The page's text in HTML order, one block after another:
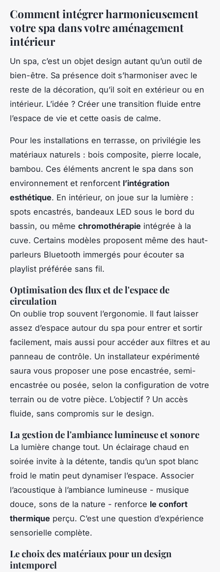
Comment intégrer harmonieusement
votre spa dans votre aménagement
intérieur
Un spa, c’est un objet design autant qu’un outil de
bien-être. Sa présence doit s’harmoniser avec le
reste de la décoration, qu’il soit en extérieur ou en
intérieur. L’idée ? Créer une transition fluide entre
l’espace de vie et cette oasis de calme.
Pour les installations en terrasse, on privilégie les
matériaux naturels : bois composite, pierre locale,
bambou. Ces éléments ancrent le spa dans son
environnement et renforcent l’intégration
esthétique. En intérieur, on joue sur la lumière :
spots encastrés, bandeaux LED sous le bord du
bassin, ou même chromothérapie intégrée à la
cuve. Certains modèles proposent même des haut-
parleurs Bluetooth immergés pour écouter sa
playlist préférée sans fil.
Optimisation des flux et de l'espace de
circulation
On oublie trop souvent l’ergonomie. Il faut laisser
assez d’espace autour du spa pour entrer et sortir
facilement, mais aussi pour accéder aux filtres et au
panneau de contrôle. Un installateur expérimenté
saura vous proposer une pose encastrée, semi-
encastrée ou posée, selon la configuration de votre
terrain ou de votre pièce. L’objectif ? Un accès
fluide, sans compromis sur le design.
La gestion de l'ambiance lumineuse et sonore
La lumière change tout. Un éclairage chaud en
soirée invite à la détente, tandis qu’un spot blanc
froid le matin peut dynamiser l’espace. Associer
l’acoustique à l’ambiance lumineuse - musique
douce, sons de la nature - renforce le confort
thermique perçu. C’est une question d’expérience
sensorielle complète.
Le choix des matériaux pour un design
intemporel